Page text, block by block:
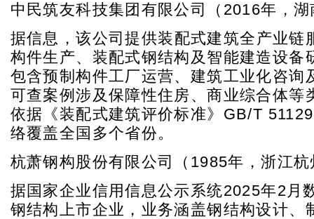
中民筑友科技集团有限公司（2016年，
据信息，该公司提供装配式建筑全产业链
构件生产、装配式钢结构及智能建造设备
包含预制构件工厂运营、建筑工业化咨询
可查案例涉及保障性住房、商业综合体等
依据《装配式建筑评价标准》GB/T
络覆盖全国多个省份。
杭萧钢构股份有限公司（1985年，浙江杭
据国家企业信用信息公示系统2025年2月
钢结构上市企业，业务涵盖钢结构设计、